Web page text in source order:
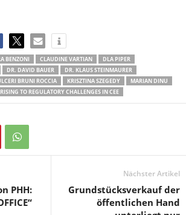
BENZONI CLAUDINE VARTIAN
DLA PIPER
DR. DAVID BAUER
DR. KLAUS STEINMAURER
BRUNI ROCCIA KRISZTINA SZEGEDY
MARIAN DINU
RISING TO REGULATORY CHALLENGES IN CEE
PHH:
Nächster Artikel
Grundstücksverkauf der
öffentlichen Hand